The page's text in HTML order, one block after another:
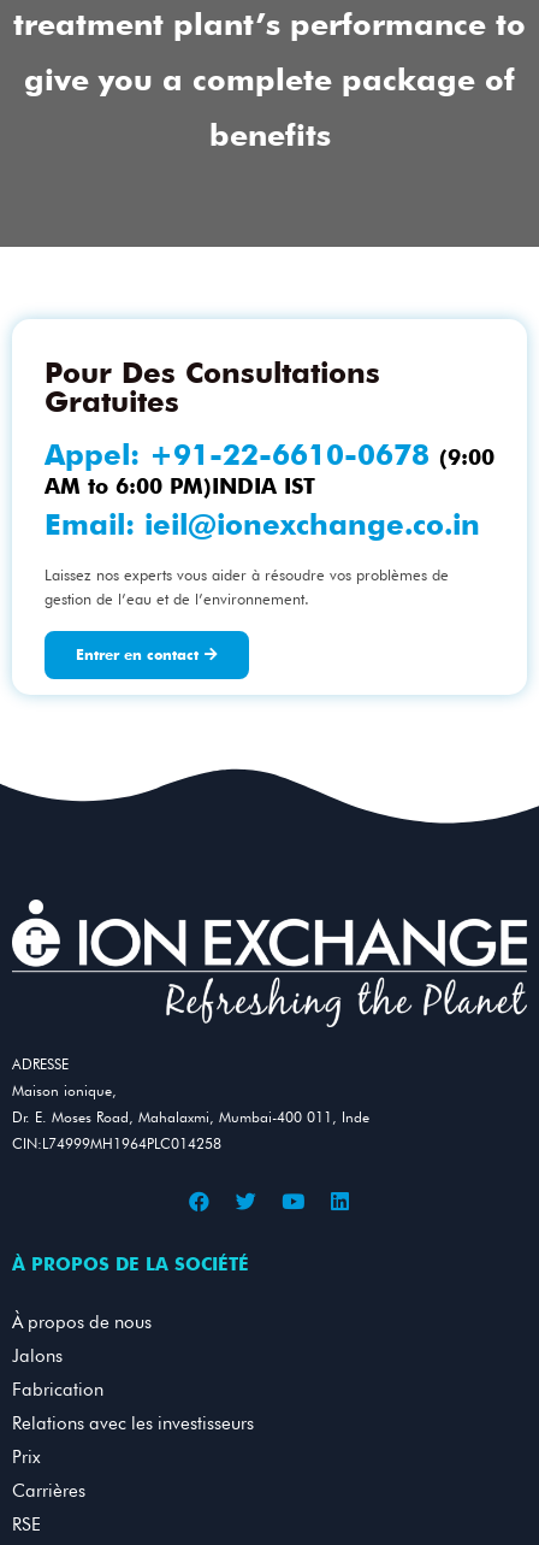
treatment plant’s performance to
give you a complete package of
benefits
Pour Des Consultations
Gratuites
Appel: +91-22-6610-0678 (9:00
AM to 6:00 PM)INDIA IST
Email: ieil@ionexchange.co.in
Laissez nos experts vous aider à résoudre vos problèmes de
gestion de l’eau et de l’environnement.
Entrer en contact
ADRESSE
Maison ionique,
Dr. E. Moses Road, Mahalaxmi, Mumbai-400 011, Inde
CIN:L74999MH1964PLC014258
À PROPOS DE LA SOCIÉTÉ
À propos de nous
Jalons
Fabrication
Relations avec les investisseurs
Prix
Carrières
RSE